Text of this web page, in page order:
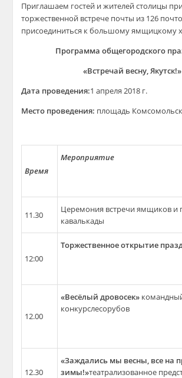
Приглашаем гостей и жителей столицы
торжественной встрече почты из 126
присоединиться к большому ямщицкому
Программа общегородского
«Встречай весну, Якутск!»
Дата проведения:1 апреля 2018 г.
Место проведения: площадь
Время
Мероприятие
11.30
Церемония встречи ямщиков и
кавалькады
12:00
Торжественное открытие
12.00
«Весёлый дровосек»
конкурслесорубов
12.30
«Заждались мы весны, все на
зимы!»театрализованное